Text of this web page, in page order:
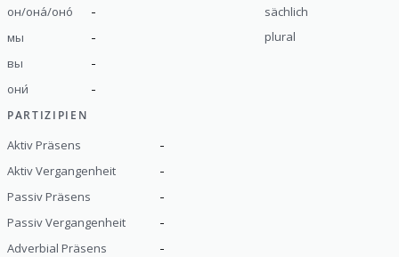
он/она́/оно́ -
мы -
вы -
они́ -
sächlich
plural
PARTIZIPIEN
Aktiv Präsens -
Aktiv Vergangenheit -
Passiv Präsens -
Passiv Vergangenheit -
Adverbial Präsens -